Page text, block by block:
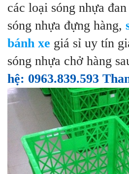
các loại sóng nhựa
sóng nhựa đựng hàng,
bánh xe giá sỉ uy tín
sóng nhựa chở hàng
hệ: 0963.839.593